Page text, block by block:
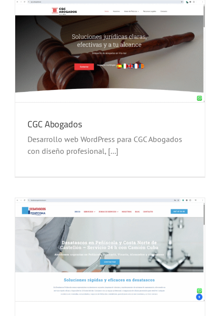
CGC Abogados
Desarrollo web WordPress para CGC Abogados
con diseño profesional, [...]